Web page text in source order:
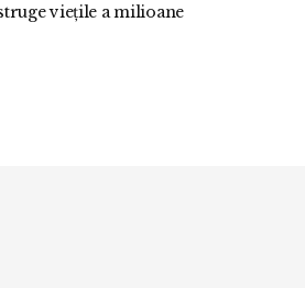
viețile a milioane